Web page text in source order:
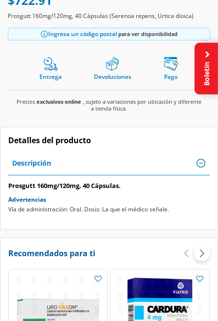
Prosgutt 160mg/120mg, 40 Cápsulas (Serenoa repens, Urtica dioica)
Ingresa un código postal para ver disponibilidad
Entrega Devoluciones Pago
Precios exclusivos online , sujeto a variaciones por ubicación y diferente
a tienda física.
Detalles del producto
Descripción
Prosgutt 160mg/120mg, 40 Cápsulas.
Advertencias
Vía de administración: Oral. Dosis: La que el médico señale.
Recomendados para ti
Boletín